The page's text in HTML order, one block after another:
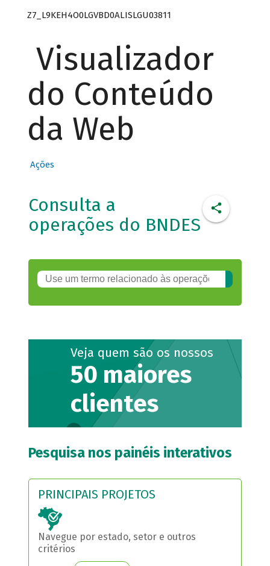
Z7_L9KEH4O0LGVBD0ALISLGU03811
Visualizador
do Conteúdo
da Web
Ações
Consulta a
operações do BNDES
Veja quem são os nossos
50 maiores
clientes
Pesquisa nos painéis interativos
PRINCIPAIS PROJETOS
Navegue por estado, setor e outros
critérios